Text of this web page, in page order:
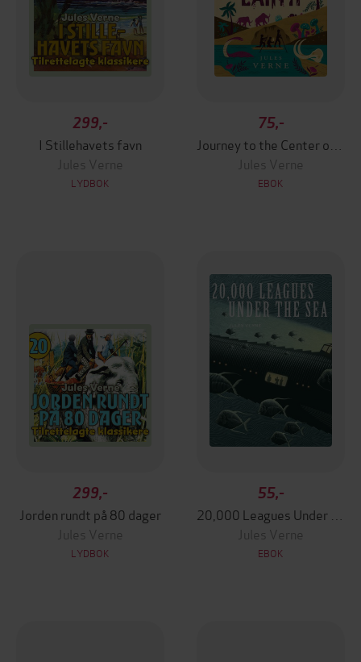
299,-
I Stillehavets favn
Jules Verne
LYDBOK
75,-
Jules Verne
EBOK
299,-
Jorden rundt på 80 dager
Jules Verne
LYDBOK
55,-
Jules Verne
EBOK